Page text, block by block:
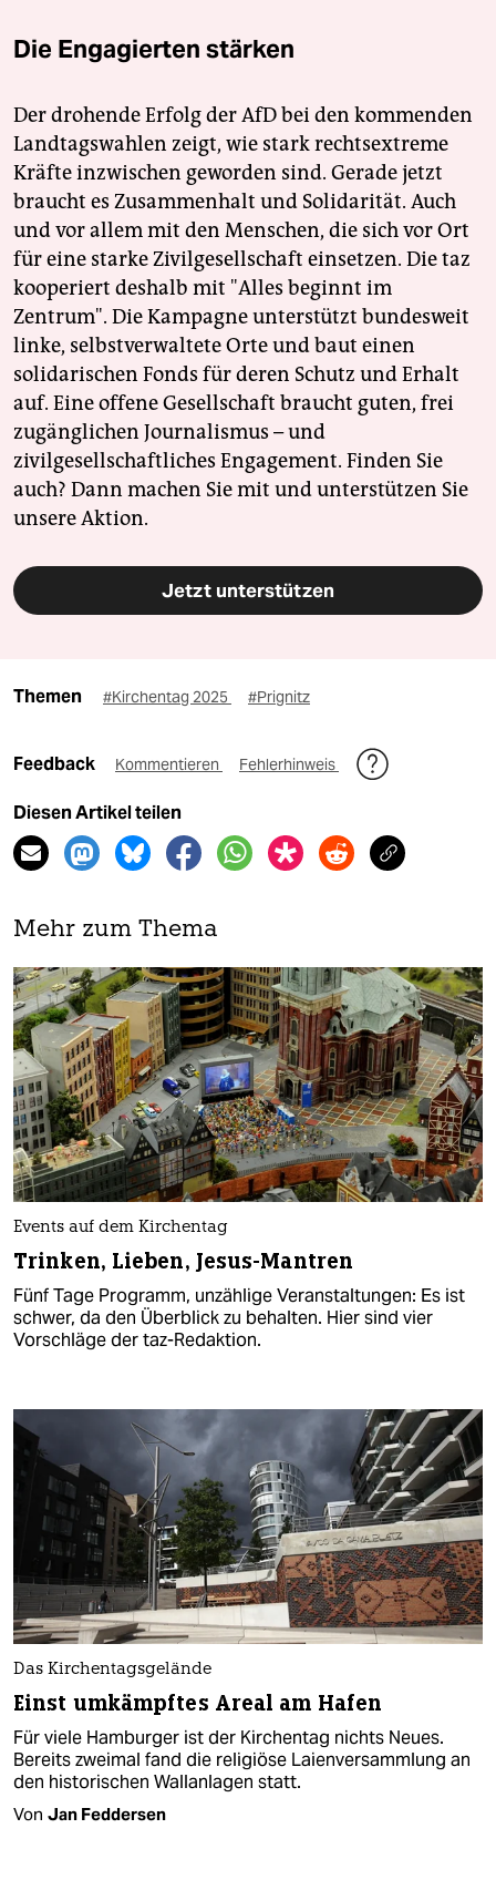
Die Engagierten stärken
Der drohende Erfolg der AfD bei den kommenden
Landtagswahlen zeigt, wie stark rechtsextreme
Kräfte inzwischen geworden sind. Gerade jetzt
braucht es Zusammenhalt und Solidarität. Auch
und vor allem mit den Menschen, die sich vor Ort
für eine starke Zivilgesellschaft einsetzen. Die taz
kooperiert deshalb mit "Alles beginnt im
Zentrum". Die Kampagne unterstützt bundesweit
linke, selbstverwaltete Orte und baut einen
solidarischen Fonds für deren Schutz und Erhalt
auf. Eine offene Gesellschaft braucht guten, frei
zugänglichen Journalismus – und
zivilgesellschaftliches Engagement. Finden Sie
auch? Dann machen Sie mit und unterstützen Sie
unsere Aktion.
Jetzt unterstützen
Themen #Kirchentag 2025 #Prignitz
Feedback Kommentieren Fehlerhinweis
Diesen Artikel teilen
Mehr zum Thema
Events auf dem Kirchentag
Trinken, Lieben, Jesus-Mantren
Fünf Tage Programm, unzählige Veranstaltungen: Es ist
schwer, da den Überblick zu behalten. Hier sind vier
Vorschläge der taz-Redaktion.
Das Kirchentagsgelände
Einst umkämpftes Areal am Hafen
Für viele Hamburger ist der Kirchentag nichts Neues.
Bereits zweimal fand die religiöse Laienversammlung an
den historischen Wallanlagen statt.
Von Jan Feddersen